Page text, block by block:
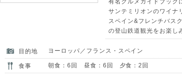
サンテミリオンのワイナ
スペイン&フレンチバス
の登山鉄道観光をお楽し
目的地 ヨーロッパ／フランス・スペイン
食事 朝食：6回 昼食：6回 夕食：2回